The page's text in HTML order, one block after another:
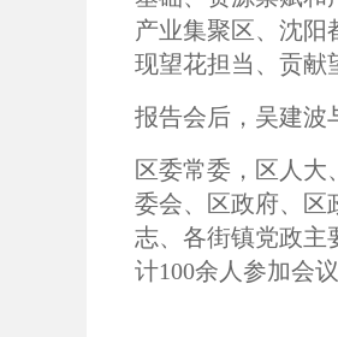
产业集聚区、沈阳
现望花担当、贡献
报告会后，吴建波
区委常委，区人
委会、区政府、区
志、各街镇党政主
计100余人参加会议